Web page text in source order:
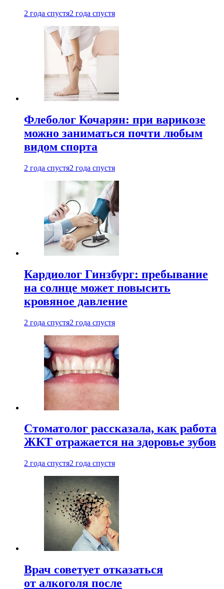
2 года спустя2 года спустя
Флеболог Кочарян: при варикозе
можно заниматься почти любым
видом спорта
2 года спустя2 года спустя
Кардиолог Гинзбург: пребывание
на солнце может повысить
кровяное давление
2 года спустя2 года спустя
Стоматолог рассказала, как работа
ЖКТ отражается на здоровье зубов
2 года спустя2 года спустя
Врач советует отказаться
от алкоголя после